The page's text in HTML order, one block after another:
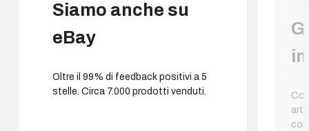
Siamo anche su
eBay
Oltre il 99% di feedback positivi a 5
stelle. Circa 7.000 prodotti venduti.